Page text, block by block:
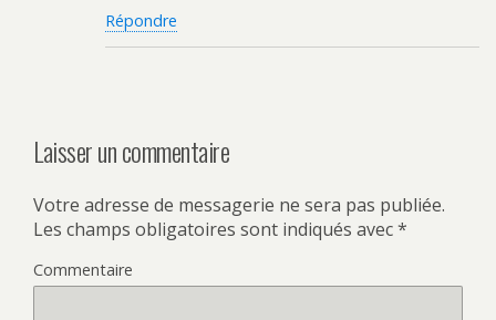
Répondre
Laisser un commentaire
Votre adresse de messagerie ne sera pas publiée.
Les champs obligatoires sont indiqués avec*
Commentaire